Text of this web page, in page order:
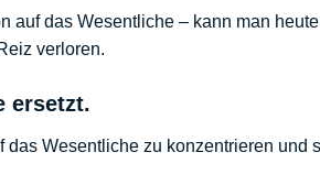
das Wesentliche – kann man
verloren.
ersetzt.
Wesentliche zu konzentrieren und